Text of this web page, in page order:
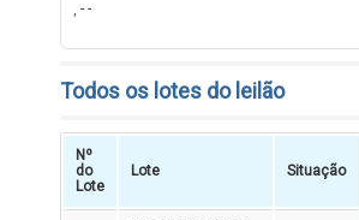
, - -
Todos os lotes do leilão
Nº
do
Lote
Lote Situação